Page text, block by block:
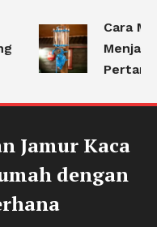
Cara
Menjadi
Jamur Kaca
dengan